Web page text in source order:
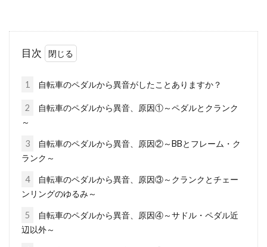
「自転車が趣味！」という芸能人と
は、自転車を趣味と公言している芸能人も多く
目次
1 自転車のペダルから異音がしたことありますか？
2
自転車のペダルから異音、原因①～ペダルとクランク
～
3
自転車のペダルから異音、原因②～BBとフレーム・ク
ランク～
4
自転車のペダルから異音、原因③～クランクとチェー
ンリングのゆるみ～
5
自転車のペダルから異音、原因④～サドル・ペダル近
辺以外～